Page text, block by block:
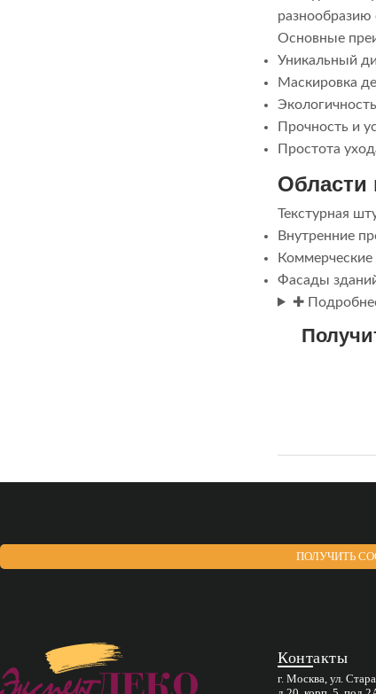
разнообразию
Основные
Уникальный
Маскировка
Прочность и
Простота
Области
Текстурная
Внутренние
Фасады
✚
ПОЛУЧИТЬ
Контакты
г. Москва, ул.